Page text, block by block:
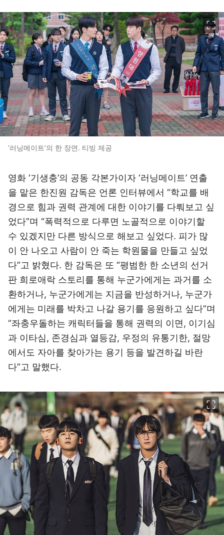
‘러닝메이트’의 한 장면. 티빙 제공
영화 ‘기생충’의 공동 각본가이자 ‘러닝메이트’ 연출
을 맡은 한진원 감독은 언론 인터뷰에서 “학교를 배
경으로 힘과 권력 관계에 대한 이야기를 다뤄보고 싶
었다”며 “폭력적으로 다루면 노골적으로 이야기할
수 있겠지만 다른 방식으로 해보고 싶었다. 피가 많
이 안 나오고 사람이 안 죽는 학원물을 만들고 싶었
다”고 밝혔다. 한 감독은 또 “평범한 한 소년의 선거
판 희로애락 스토리를 통해 누군가에게는 과거를 소
환하거나, 누군가에게는 지금을 반성하거나, 누군가
에게는 미래를 박차고 나갈 용기를 응원하고 싶다”며
“좌충우돌하는 캐릭터들을 통해 권력의 이면, 이기심
과 이타심, 존경심과 열등감, 우정의 유통기한, 절망
에서도 자아를 찾아가는 용기 등을 발견하길 바란
다”고 말했다.